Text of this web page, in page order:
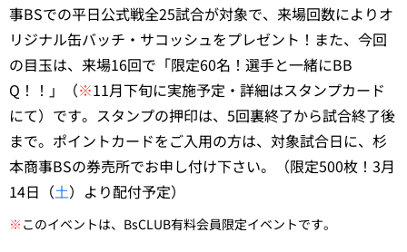
事BSでの平日公式戦全25試合が対象で、来場回数によりオ
リジナル缶バッチ・サコッシュをプレゼント！また、今回
の目玉は、来場16回で「限定60名！選手と一緒にBB
Q！！」（※11月下旬に実施予定・詳細はスタンプカード
にて）です。スタンプの押印は、5回裏終了から試合終了後
まで。ポイントカードをご入用の方は、対象試合日に、杉
本商事BSの券売所でお申し付け下さい。（限定500枚！3月
14日（土）より配付予定）
※ このイベントは、BsCLUB有料会員限定イベントです。